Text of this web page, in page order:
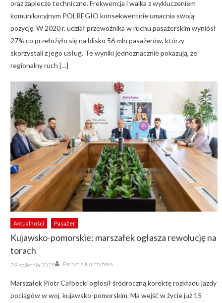
oraz zaplecze techniczne. Frekwencja i walka z wykluczeniem
komunikacyjnym POLREGIO konsekwentnie umacnia swoją
pozycję. W 2020 r. udział przewoźnika w ruchu pasażerskim wyniósł
27% co przełożyło się na blisko 56 mln pasażerów, którzy
skorzystali z jego usług. Te wyniki jednoznacznie pokazują, że
regionalny ruch […]
Aktualności Pasażer
Kujawsko-pomorskie: marszałek ogłasza rewolucję na
torach
Posted
on
29 kwietnia 2025 Author
Patrycja Kulczyńska
Marszałek Piotr Całbecki ogłosił śródroczną korektę rozkładu jazdy
pociągów w woj. kujawsko-pomorskim. Ma wejść w życie już 15